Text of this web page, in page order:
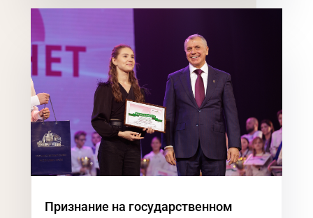
Признание на государственном